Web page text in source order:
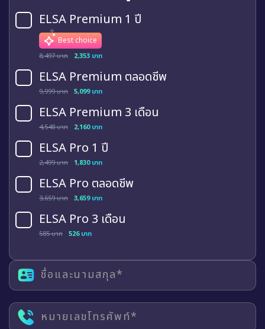
ELSA Premium 1 ปี
Best choice
8,497 บาท 2,353 บาท
ELSA Premium ตลอดชีพ
9,999 บาท 5,099 บาท
ELSA Premium 3 เดือน
4,548 บาท 2,160 บาท
ELSA Pro 1 ปี
2,499 บาท 1,830 บาท
ELSA Pro ตลอดชีพ
3,659 บาท 3,659 บาท
ELSA Pro 3 เดือน
585 บาท 526 บาท
ชื่อและนามสกุล*
หมายเลขโทรศัพท์*